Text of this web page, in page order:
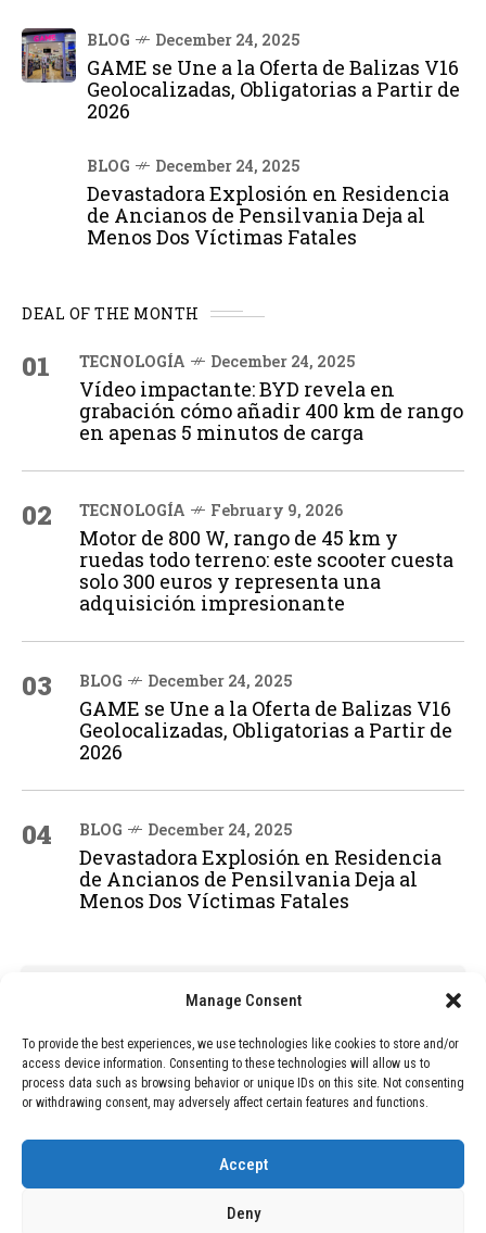
Manage Consent
To provide the best experiences, we use technologies like cookies to store and/or
access device information. Consenting to these technologies will allow us to
process data such as browsing behavior or unique IDs on this site. Not consenting
or withdrawing consent, may adversely affect certain features and functions.
Accept
Deny
BLOG December 24, 2025
GAME se Une a la Oferta de Balizas V16
Geolocalizadas, Obligatorias a Partir de
2026
BLOG December 24, 2025
Devastadora Explosión en Residencia
de Ancianos de Pensilvania Deja al
Menos Dos Víctimas Fatales
DEAL OF THE MONTH
01 TECNOLOGÍA December 24, 2025
Vídeo impactante: BYD revela en
grabación cómo añadir 400 km de rango
en apenas 5 minutos de carga
02 TECNOLOGÍA February 9, 2026
Motor de 800 W, rango de 45 km y
ruedas todo terreno: este scooter cuesta
solo 300 euros y representa una
adquisición impresionante
03 BLOG December 24, 2025
GAME se Une a la Oferta de Balizas V16
Geolocalizadas, Obligatorias a Partir de
2026
04 BLOG December 24, 2025
Devastadora Explosión en Residencia
de Ancianos de Pensilvania Deja al
Menos Dos Víctimas Fatales